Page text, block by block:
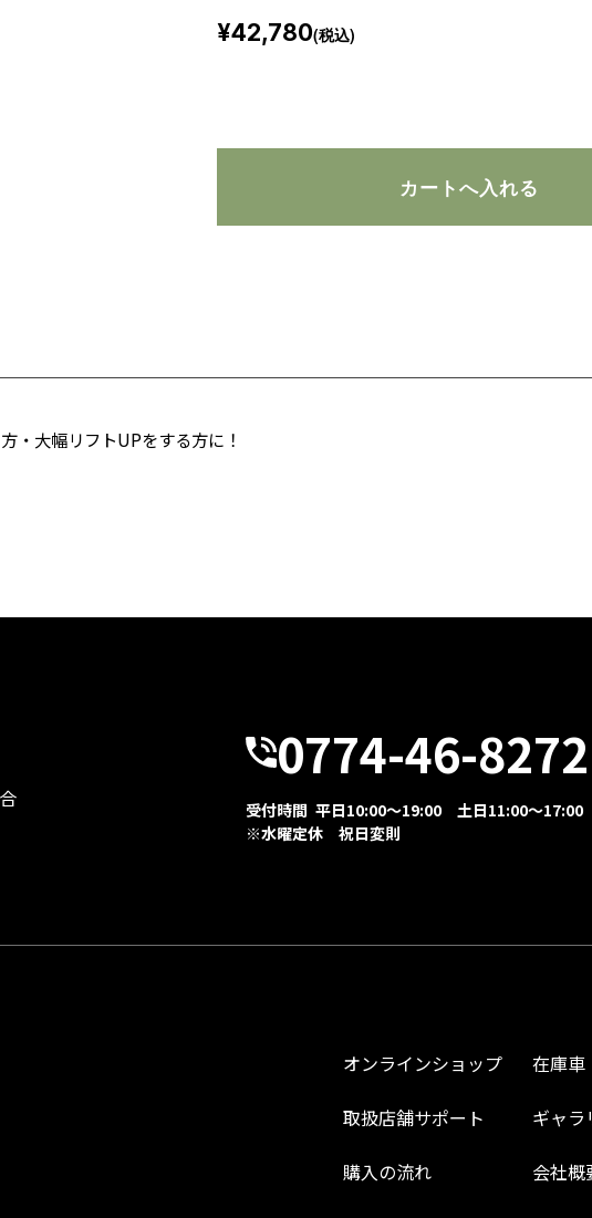
¥42,780(税込)
・大幅リフトUPをする方に！
0774-46-8272
受付時間 平日10:00～19:00 土日11:00～17:00
※水曜定休 祝日変則
オンラインショップ 在庫車
取扱店舗サポート ギャラ
購入の流れ 会社概